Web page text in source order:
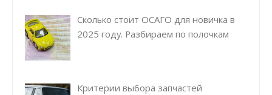
Сколько стоит ОСАГО для новичка в
2025 году. Разбираем по полочкам
Критерии выбора запчастей